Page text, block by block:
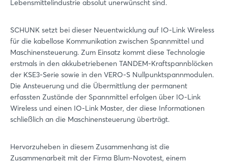
Lebensmittelindustrie absolut unerwünscht sind.
SCHUNK setzt bei dieser Neuentwicklung auf IO-Link Wireless
für die kabellose Kommunikation zwischen Spannmittel und
Maschinensteuerung. Zum Einsatz kommt diese Technologie
erstmals in den akkubetriebenen TANDEM-Kraftspannblöcken
der KSE3-Serie sowie in den VERO-S Nullpunktspannmodulen.
Die Ansteuerung und die Übermittlung der permanent
erfassten Zustände der Spannmittel erfolgen über IO-Link
Wireless und einen IO-Link Master, der diese Informationen
schließlich an die Maschinensteuerung überträgt.
Hervorzuheben in diesem Zusammenhang ist die
Zusammenarbeit mit der Firma Blum-Novotest, einem